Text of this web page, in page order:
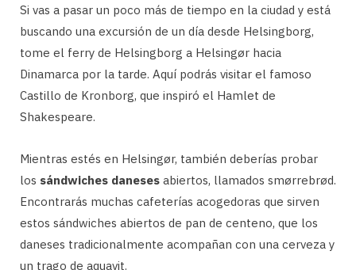
Si vas a pasar un poco más de tiempo en la ciudad y está
buscando una excursión de un día desde Helsingborg,
tome el ferry de Helsingborg a Helsingør hacia
Dinamarca por la tarde. Aquí podrás visitar el famoso
Castillo de Kronborg, que inspiró el Hamlet de
Shakespeare.
Mientras estés en Helsingør, también deberías probar
los sándwiches daneses abiertos, llamados smørrebrød.
Encontrarás muchas cafeterías acogedoras que sirven
estos sándwiches abiertos de pan de centeno, que los
daneses tradicionalmente acompañan con una cerveza y
un trago de aquavit.